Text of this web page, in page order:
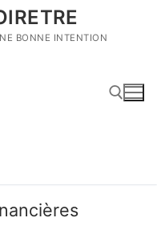
BONNE INTENTION